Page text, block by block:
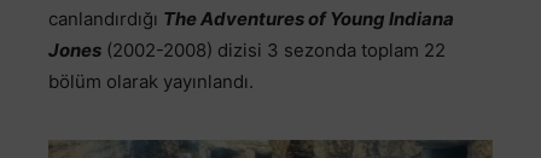
canlandırdığı The Adventures of Young Indiana
Jones (2002-2008) dizisi 3 sezonda toplam 22
bölüm olarak yayınlandı.